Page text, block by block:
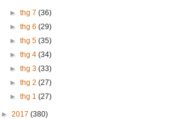
►thg 7(36)
►thg 6(29)
►thg 5(35)
►thg 4(34)
►thg 3(33)
►thg 2(27)
►thg 1(27)
► 2017 (380)